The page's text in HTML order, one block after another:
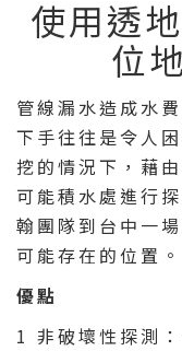
使用透
位
管線漏水造成水
下手往往是令人
挖的情況下，藉
可能積水處進行
翰團隊到台中一
可能存在的位置。
優點
1 非破壞性探測